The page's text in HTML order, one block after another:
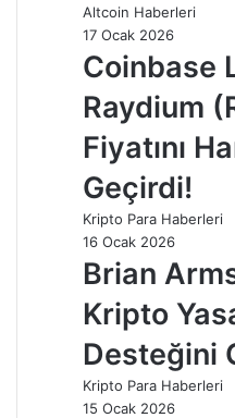
Altcoin Haberleri
17 Ocak 2026
Coinbase
Raydium
Fiyatını
Geçirdi!
Kripto Para Haberleri
16 Ocak 2026
Brian
Kripto
Desteğini
Kripto Para Haberleri
15 Ocak 2026